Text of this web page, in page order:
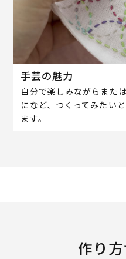
手芸の魅力
自分で楽しみながらまた
になど、つくってみたい
ます。
作り